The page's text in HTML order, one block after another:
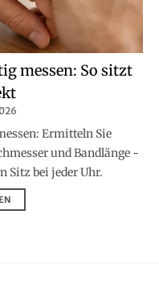
messen: So sitzt
Ermitteln Sie
und Bandlänge -
Sitz bei jeder Uhr.